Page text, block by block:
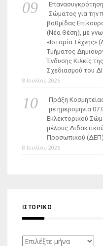
Σώματος για την
βαθμίδας
(Νέα Θέση), με
«Ιστορία Τέχνης»
Τμήματος
Ένδυσης Κιλκίς
Σχεδιασμού του
8 Ιουλίου 2026
Πράξη
με ημερομηνία
Εκλεκτορικού
μέλους
Προσωπικού
8 Ιουλίου 2026
ΙΣΤΟΡΙΚΌ
Ιστορικό